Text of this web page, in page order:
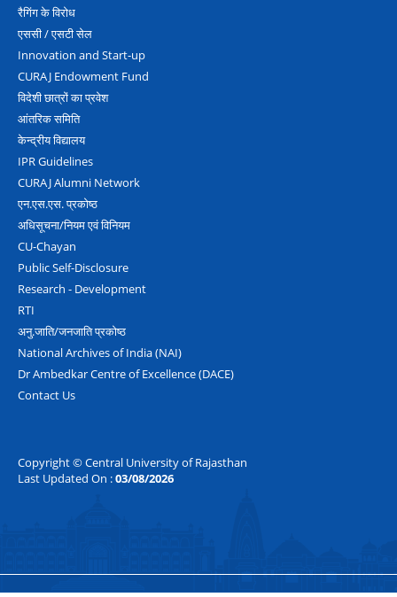
रैगिंग के विरोध
एससी / एसटी सेल
Innovation and Start-up
CURAJ Endowment Fund
विदेशी छात्रों का प्रवेश
आंतरिक समिति
केन्द्रीय विद्यालय
IPR Guidelines
CURAJ Alumni Network
एन.एस.एस. प्रकोष्‍ठ
अधिसूचना/नियम एवं विनियम
CU-Chayan
Public Self-Disclosure
Research - Development
RTI
अनु.जाति/जनजाति प्रकोष्‍ठ
National Archives of India (NAI)
Dr Ambedkar Centre of Excellence (DACE)
Contact Us
Copyright © Central University of Rajasthan
Last Updated On :03/08/2026